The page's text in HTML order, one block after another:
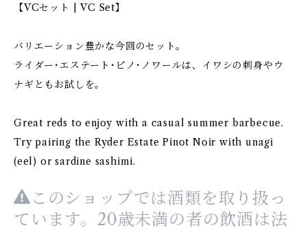
【VCセット | VC Set】
バリエーション豊かな今回のセット。
ライダー･エステート･ピノ･ノワールは、イワシの刺身やウ
ナギともお試しを。
Great reds to enjoy with a casual summer barbecue.
Try pairing the Ryder Estate Pinot Noir with unagi
(eel) or sardine sashimi.
このショップでは酒類を取り扱っ
ています。20歳未満の者の飲酒は法